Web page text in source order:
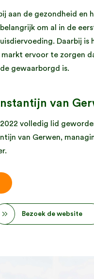
de gezondheid en
om al in de
Daarbij is
ervoor te zorgen
gewaarborgd is.
van
volledig lid
van Gerwen,
Bezoek de website